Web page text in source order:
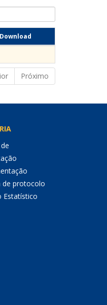
Download
Próximo
de protocolo
Estatístico